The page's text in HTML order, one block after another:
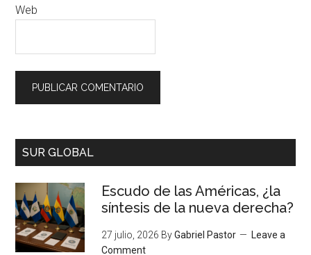
Web
SUR GLOBAL
Escudo de las Américas, ¿la
síntesis de la nueva derecha?
27 julio, 2026 ByGabriel Pastor
Leave a
Comment